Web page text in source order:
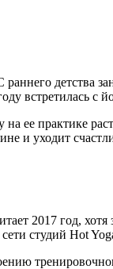
детства
встретилась с
ее практике
и уходит
2017 год,
студий Hot